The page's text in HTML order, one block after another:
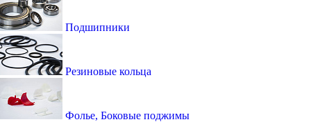
Подшипники
Резиновые кольца
Фолье, Боковые поджимы